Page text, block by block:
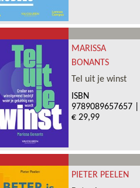
MARISSA
BONANTS
Tel uit je winst
ISBN
9789089657657|
€ 29,99
PIETER PEELEN